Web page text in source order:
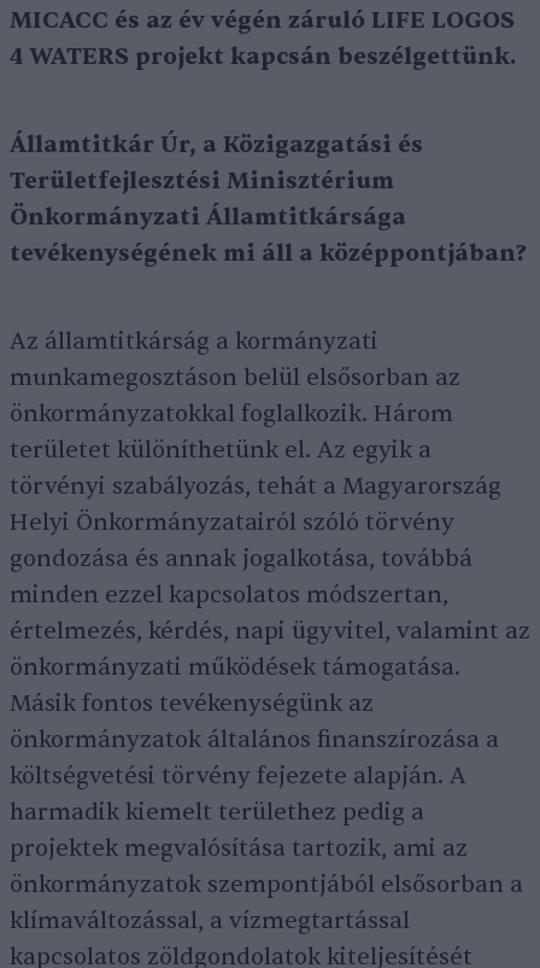
MICACC és az év végén záruló LIFE LOGOS
4 WATERS projekt kapcsán beszélgettünk.
Államtitkár Úr, a Közigazgatási és
Területfejlesztési Minisztérium
Önkormányzati Államtitkársága
tevékenységének mi áll a középpontjában?
Az államtitkárság a kormányzati
munkamegosztáson belül elsősorban az
önkormányzatokkal foglalkozik. Három
területet különíthetünk el. Az egyik a
törvényi szabályozás, tehát a Magyarország
Helyi Önkormányzatairól szóló törvény
gondozása és annak jogalkotása, továbbá
minden ezzel kapcsolatos módszertan,
értelmezés, kérdés, napi ügyvitel, valamint az
önkormányzati működések támogatása.
Másik fontos tevékenységünk az
önkormányzatok általános finanszírozása a
költségvetési törvény fejezete alapján. A
harmadik kiemelt területhez pedig a
projektek megvalósítása tartozik, ami az
önkormányzatok szempontjából elsősorban a
klímaváltozással, a vízmegtartással
kapcsolatos zöldgondolatok kiteljesítését